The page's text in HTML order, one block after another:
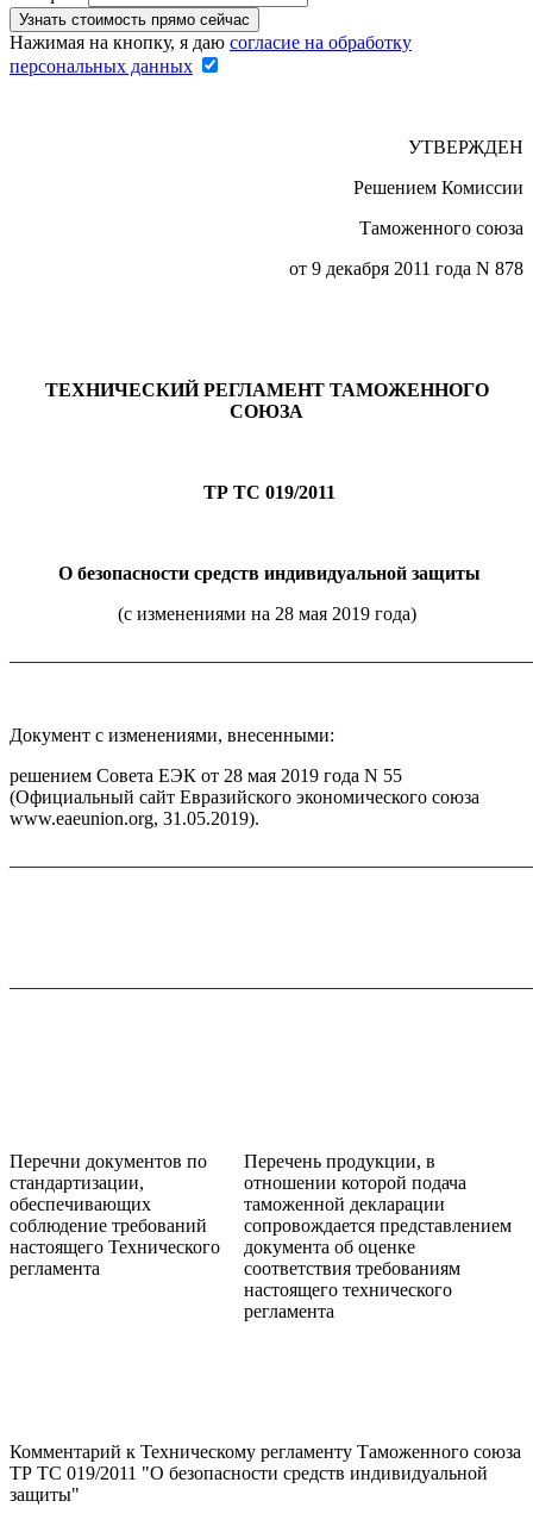
Нажимая на кнопку, я даю согласие на обработку
персональных данных
УТВЕРЖДЕН
Решением Комиссии
Таможенного союза
от 9 декабря 2011 года N 878
ТЕХНИЧЕСКИЙ РЕГЛАМЕНТ ТАМОЖЕННОГО
СОЮЗА
ТР ТС 019/2011
О безопасности средств индивидуальной защиты
(с изменениями на 28 мая 2019 года)
Документ с изменениями, внесенными:
решением Совета ЕЭК от 28 мая 2019 года N 55
(Официальный сайт Евразийского экономического союза
www.eaeunion.org, 31.05.2019).
Перечни документов по
стандартизации,
обеспечивающих
соблюдение требований
настоящего Технического
регламента
Перечень продукции, в
отношении которой подача
таможенной декларации
сопровождается представлением
документа об оценке
соответствия требованиям
настоящего технического
регламента
Комментарий к Техническому регламенту Таможенного союза
ТР ТС 019/2011 "О безопасности средств индивидуальной
защиты"